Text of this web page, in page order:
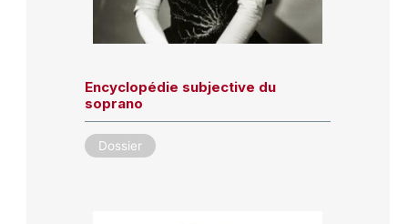
Encyclopédie subjective du
soprano
Dossier